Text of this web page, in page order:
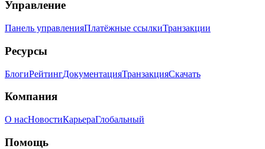
Управление
Панель управленияПлатёжные ссылкиТранзакции
Ресурсы
БлогиРейтингДокументацияТранзакцияСкачать
Компания
О насНовостиКарьераГлобальный
Помощь